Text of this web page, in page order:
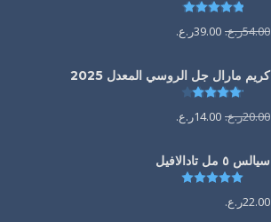
تم التقييم
54.00ر.ع. 39.00ر.ع.
كريم مارال جل الروسي المعدل 2025
تم التقييم
20.00ر.ع. 14.00ر.ع.
سيالس ٥ مل تادالافيل
22.00ر.ع.